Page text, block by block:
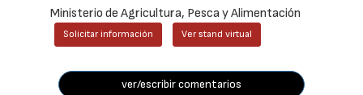
Ministerio de Agricultura, Pesca y Alimentación
Solicitar información Ver stand virtual
ver/escribir comentarios